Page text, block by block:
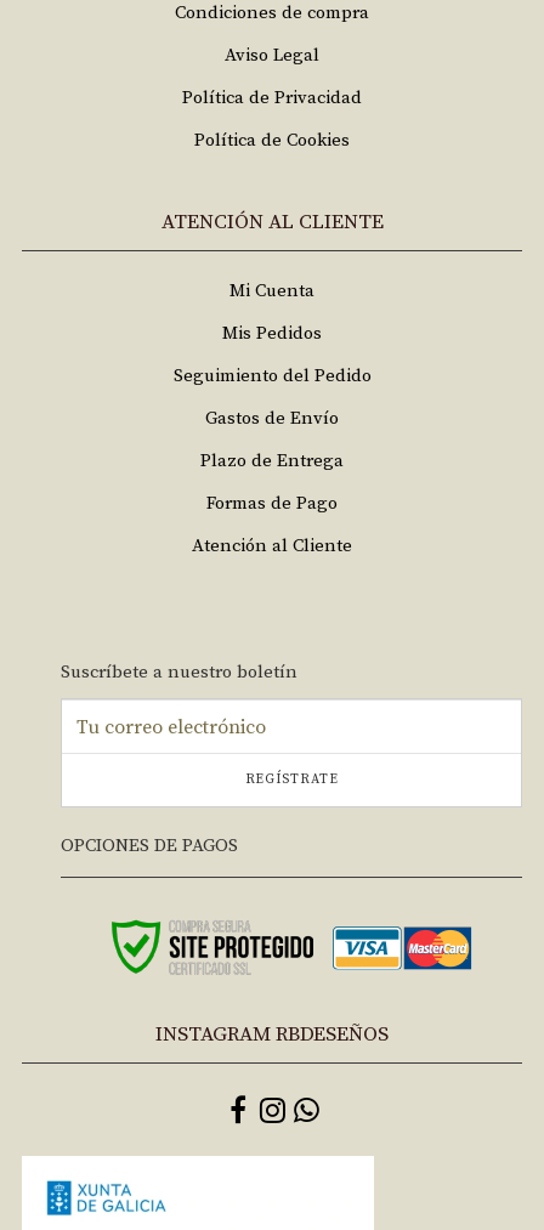
Condiciones de compra
Aviso Legal
Política de Privacidad
Política de Cookies
ATENCIÓN AL CLIENTE
Mi Cuenta
Mis Pedidos
Seguimiento del Pedido
Gastos de Envío
Plazo de Entrega
Formas de Pago
Atención al Cliente
Suscríbete a nuestro boletín
REGÍSTRATE
OPCIONES DE PAGOS
INSTAGRAM RBDESEÑOS